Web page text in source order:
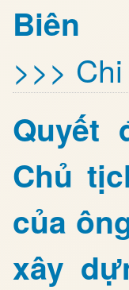
Biên
>>>
Quyết
Chủ
của
xây